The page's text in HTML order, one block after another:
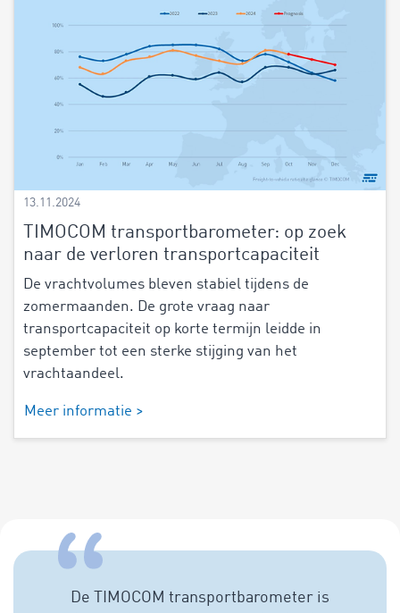
13.11.2024
TIMOCOM transportbarometer: op zoek
naar de verloren transportcapaciteit
De vrachtvolumes bleven stabiel tijdens de
zomermaanden. De grote vraag naar
transportcapaciteit op korte termijn leidde in
september tot een sterke stijging van het
vrachtaandeel.
Meer informatie >
De TIMOCOM transportbarometer is